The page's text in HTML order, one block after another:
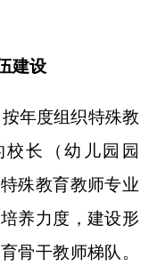
况作为重
将加强对
发展提升
”特殊教育